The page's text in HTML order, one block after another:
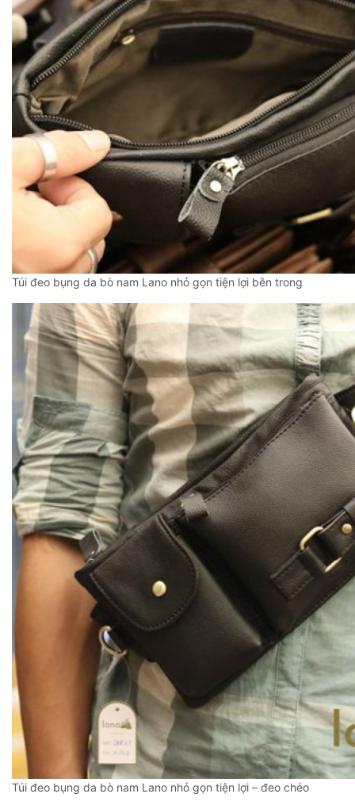
Túi đeo bụng da bò nam Lano nhỏ gọn tiện lợi bên trong
Túi đeo bụng da bò nam Lano nhỏ gọn tiện lợi – đeo chéo